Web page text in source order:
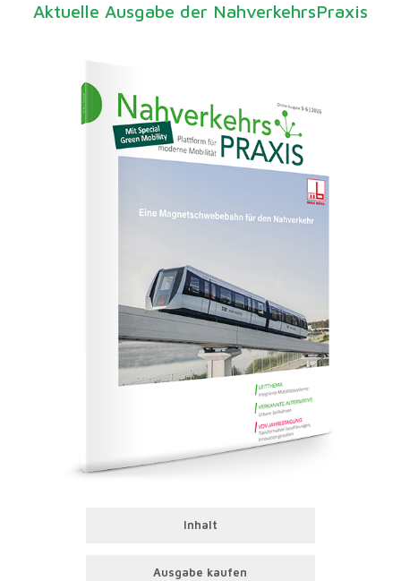
Aktuelle Ausgabe der NahverkehrsPraxis
Inhalt
Ausgabe kaufen